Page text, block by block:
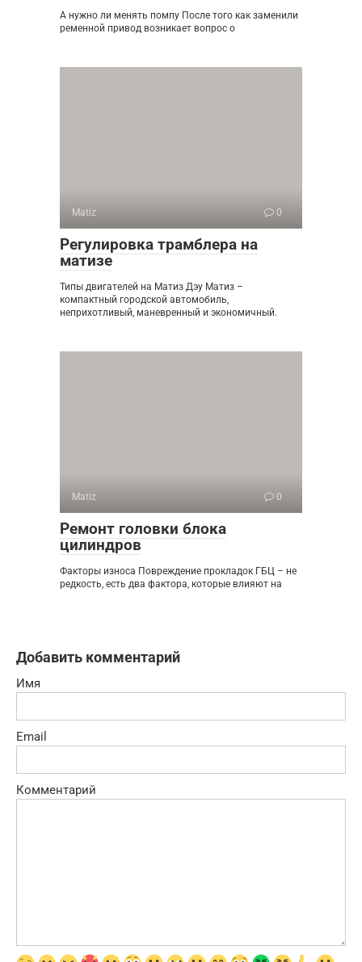
А нужно ли менять помпу После того как заменили
ременной привод возникает вопрос о
Matiz 0
Регулировка трамблера на
матизе
Типы двигателей на Матиз Дэу Матиз –
компактный городской автомобиль,
неприхотливый, маневренный и экономичный.
Matiz 0
Ремонт головки блока
цилиндров
Факторы износа Повреждение прокладок ГБЦ – не
редкость, есть два фактора, которые влияют на
Добавить комментарий
Имя
Email
Комментарий